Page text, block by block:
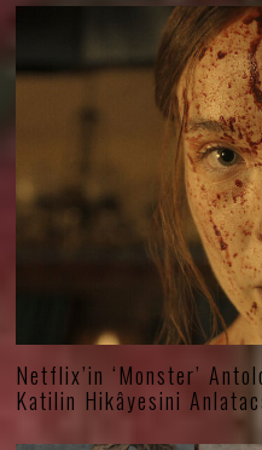
Netflix’in ‘Monster’
Katilin Hikâyesini